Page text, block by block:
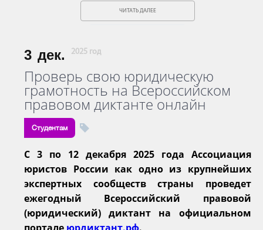
ЧИТАТЬ ДАЛЕЕ
3 дек. 2025 год
Проверь свою юридическую
грамотность на Всероссийском
правовом диктанте онлайн
Студентам
С 3 по 12 декабря 2025 года Ассоциация
юристов России как одно из крупнейших
экспертных сообществ страны проведет
ежегодный Всероссийский правовой
(юридический) диктант на официальном
портале юрдиктант.рф.